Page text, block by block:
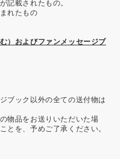
記載されたもの。
れたもの
）およびファンメッセージブ
ブック以外の全ての送付物は
物品をお送りいただいた場
とを、予めご了承ください。